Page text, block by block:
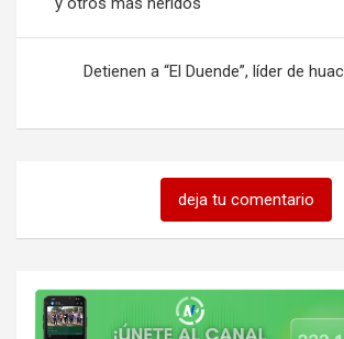
entradas
Detienen a “El Duende”, líder de
deja tu comentario